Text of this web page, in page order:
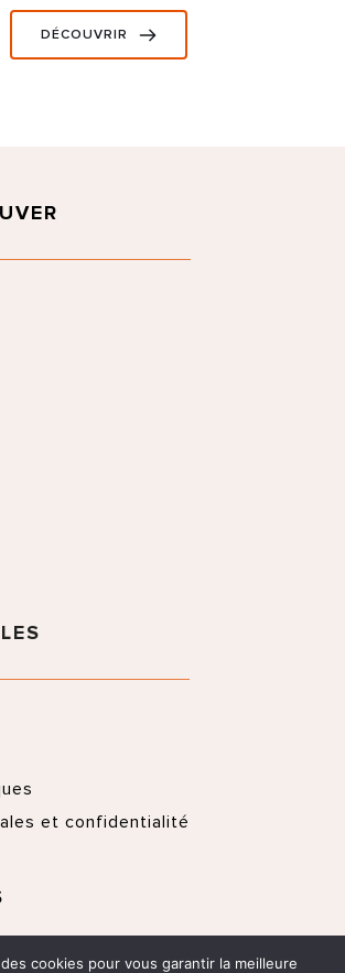
DÉCOUVRIR
et confidentialité
cookies pour vous garantir la meilleure